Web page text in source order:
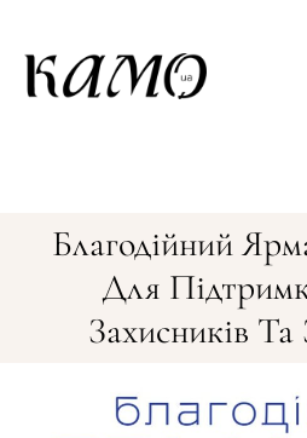
Благодійний
Для
Захисників